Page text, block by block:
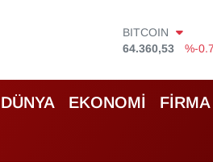
64.360,53
DOLAR
47,7143
55,0317
STERLİN
DÜNYA EKONOMİ